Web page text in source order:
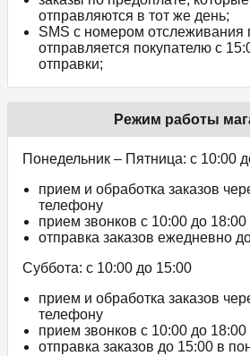
отправляются в тот же день;
SMS с номером отслеживания
отправляется покупателю с
отправки;
Режим работы
Понедельник – Пятница: с 10:00
прием и обработка заказов
телефону
прием звонков c 10:00 до 18:00
отправка заказов ежедневно
Суббота: с 10:00 до 15:00
прием и обработка заказов
телефону
прием звонков c 10:00 до 18:00
отправка заказов до 15:00 в